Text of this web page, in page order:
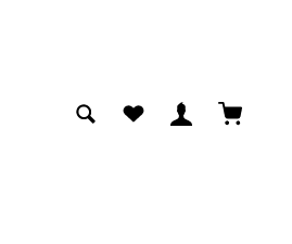
Du hast 0 Produkte